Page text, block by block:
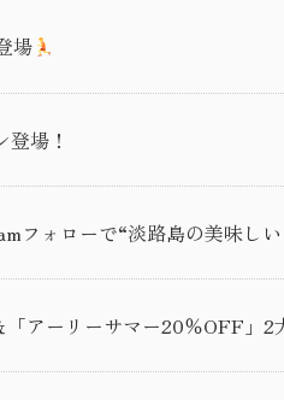
場
場！
フォローで“淡路島の美味し
アーリーサマー20％OFF」2